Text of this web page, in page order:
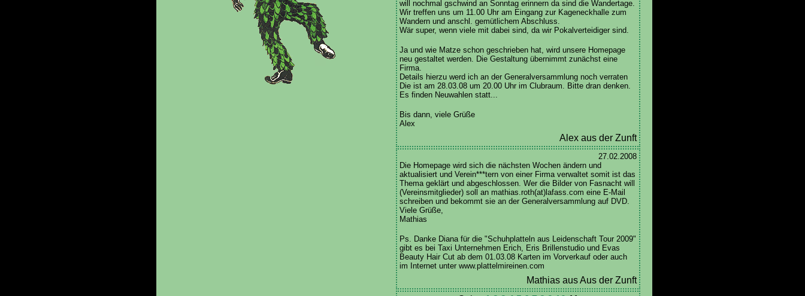
will nochmal gschwind an Sonntag erinnern da sind die Wandertage.
Wir treffen uns um 11.00 Uhr am Eingang zur Kageneckhalle zum
Wandern und anschl. gemütlichem Abschluss.
Wär super, wenn viele mit dabei sind, da wir Pokalverteidiger sind.
Ja und wie Matze schon geschrieben hat, wird unsere Homepage
neu gestaltet werden. Die Gestaltung übernimmt zunächst eine
Firma.
Details hierzu werd ich an der Generalversammlung noch verraten
Die ist am 28.03.08 um 20.00 Uhr im Clubraum. Bitte dran denken.
Es finden Neuwahlen statt...
Bis dann, viele Grüße
Alex
Alex aus der Zunft
27.02.2008
Die Homepage wird sich die nächsten Wochen ändern und
aktualisiert und Verein***tern von einer Firma verwaltet somit ist das
Thema geklärt und abgeschlossen. Wer die Bilder von Fasnacht will
(Vereinsmitglieder) soll an mathias.roth(at)lafass.com eine E-Mail
schreiben und bekommt sie an der Generalversammlung auf DVD.
Viele Grüße,
Mathias
Ps. Danke Diana für die "Schuhplatteln aus Leidenschaft Tour 2009"
gibt es bei Taxi Unternehmen Erich, Eris Brillenstudio und Evas
Beauty Hair Cut ab dem 01.03.08 Karten im Vorverkauf oder auch
im Internet unter www.plattelmireinen.com
Mathias aus Aus der Zunft